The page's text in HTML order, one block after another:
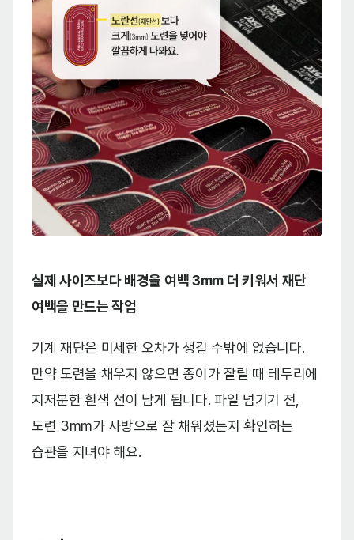
실제 사이즈보다 배경을 여백 3mm 더 키워서 재단
여백을 만드는 작업
기계 재단은 미세한 오차가 생길 수밖에 없습니다.
만약 도련을 채우지 않으면 종이가 잘릴 때 테두리에
지저분한 흰색 선이 남게 됩니다. 파일 넘기기 전,
도련 3mm가 사방으로 잘 채워졌는지 확인하는
습관을 지녀야 해요.